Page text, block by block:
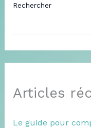
Rechercher
Articles
Le guide pour